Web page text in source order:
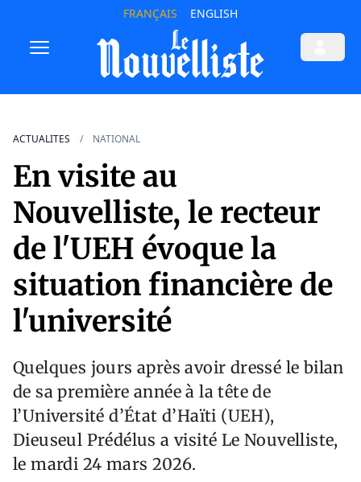
FRANÇAIS ENGLISH
ACTUALITES NATIONAL
En visite au
Nouvelliste, le recteur
de l'UEH évoque la
situation financière de
l'université
Quelques jours après avoir dressé le bilan
de sa première année à la tête de
l’Université d’État d’Haïti (UEH),
Dieuseul Prédélus a visité Le Nouvelliste,
le mardi 24 mars 2026.